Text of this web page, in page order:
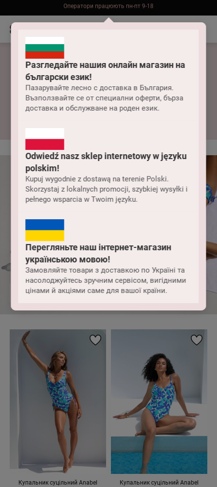
Разгледайте нашия онлайн магазин на
български език!
Пазарувайте лесно с доставка в България.
Възползвайте се от специални оферти, бърза
доставка и обслужване на роден език.
Odwiedź nasz sklep internetowy w języku
polskim!
Kupuj wygodnie z dostawą na terenie Polski.
Skorzystaj z lokalnych promocji, szybkiej wysyłki i
pełnego wsparcia w Twoim języku.
Перегляньте наш інтернет-магазин
українською мовою!
Замовляйте товари з доставкою по Україні та
насолоджуйтесь зручним сервісом, вигідними
цінами й акціями саме для вашої країни.
Безкоштовна доставка до складу НП замовлень від 2000 грн
Суцільні купальники
Blue Mirage
ВСЯ КОЛЕКЦІЯ
Купальник суцільний Anabel
Купальник суцільний Anabel